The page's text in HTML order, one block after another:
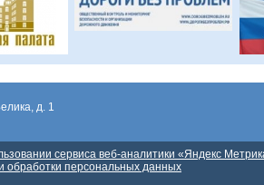
д. 1
сервиса веб-аналитики «Яндекс
обработки персональных данных